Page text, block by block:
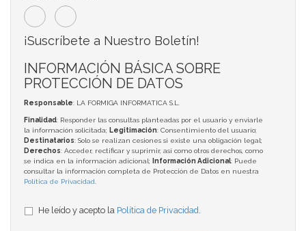
¡Suscríbete a Nuestro Boletín!
INFORMACIÓN BÁSICA SOBRE
PROTECCIÓN DE DATOS
Responsable: LA FORMIGA INFORMATICA S.L.
Finalidad: Responder las consultas planteadas por el usuario y enviarle
la información solicitada; Legitimación: Consentimiento del usuario;
Destinatarios: Solo se realizan cesiones si existe una obligación legal;
Derechos: Acceder, rectificar y suprimir, así como otros derechos, como
se indica en la información adicional;
Información Adicional: Puede
consultar la información completa de Protección de Datos en nuestra
Política de Privacidad
He leído y acepto la Política de Privacidad